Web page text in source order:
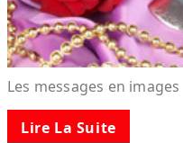
Les messages en images
Lire La Suite